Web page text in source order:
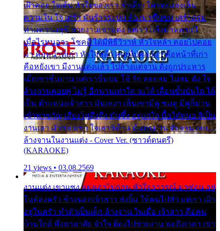
เฝ้าคอย ใจเต้น หัวใจของเรา ลำเค็ญ ใครจะมองเห็น
ความใน ใจ เศร้า มันร้าวระบม ต้องมาขื่นขม เศร้าตรม
ท่ามความสุขี ช่วยงานเขาแต่ง แต่เรา แล้งมาหลายปี
เมื่อไรหนอจะ โชคดี ได้มีพิธีวิวาห์ หัวใจหล้า คอยไปคอย
มา คือหน้าที่เก่า หัวใจหล้า คอยไปคอยมา คือหน้าที่เก่า
คือหยังเขา มีงานแต่งแล้ว ไปล้างแต่จาน ดั่งถูกประหาร
เมื่อเขาชื่นบาน แต่เราขื่นขม โอ้ รัก ลอยลม ไม่สม ดัง ใจ
ล้างจานคอยคู่ ไม่รู้ อีกนานเท่าใด จะได้ เลื่อนขั้นบันได ได้
เป็น ตำแหน่งเจ้าสาว มันเหงา เห็นเขามีคู่ ซมดู มีคู่ก็ม่วน
เข้าพาขวัญ เสียงโห่ตึงตึง มันซึ้ง อยู่แก่ใจ มื้อใด๋หนอ สิเป็น
งานเฮา มัวซอยเขา ใจเฮาซิด้าน มันทรมาน จับจาน เอย…
ล้างจานในงานแต่ง - Cover Ver. (ซาวด์ดนตรี)
(KARAOKE)
21 views • 03.08.2569
งานแต่ง เขาแซง แย่งเอาไปก่อน หัวใจอาวรณ์ มาซ่อน อยู่
ในห้องครัว ข้างนอกเจ้าสาว ส่งยิ้ม ให้คนไปทั่ว แต่เรา เฝ้า
อยู่ในครัว ทำตัวเป็นเด็ก ล้างจาน ในเมื่อ เจ้าสาว คือคน
บ้านใกล้ พึ่งพาอาศัย จำใจ ต้องไปช่วยงาน พอถึงเวลา เขา